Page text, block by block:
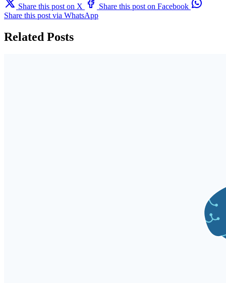
Share this post on X
Share this post on Facebook
Share this post via WhatsApp
Related Posts